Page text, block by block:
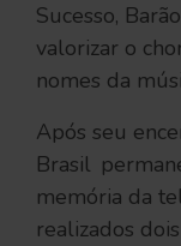
Sucesso,
valorizar o
nomes da
Após seu
Brasil
memória da
realizados